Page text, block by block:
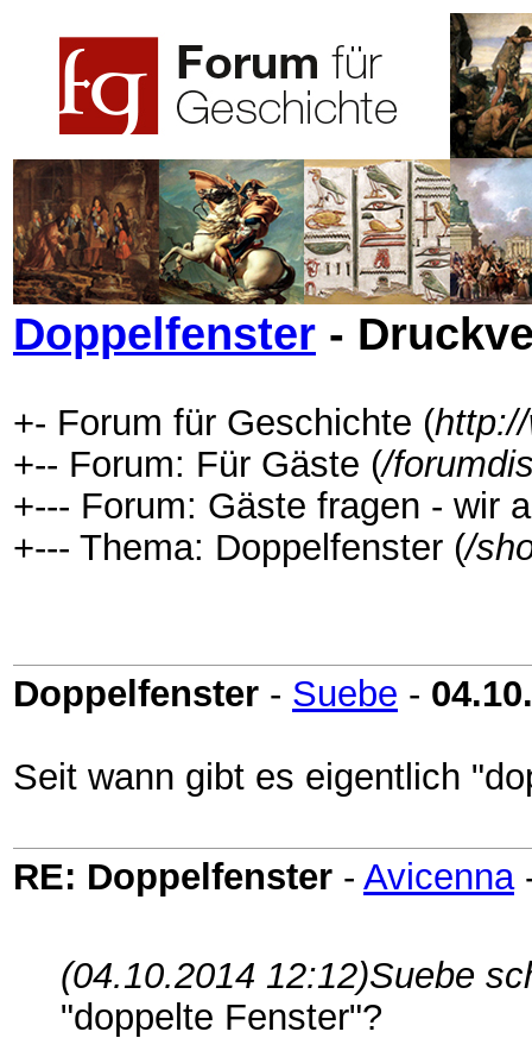
Doppelfenster -
+- Forum für Geschichte (
+-- Forum: Für Gäste (/
+--- Forum: Gäste fragen - wir
+--- Thema: Doppelfenster (/
Doppelfenster - Suebe -
Seit wann gibt es eigentlich
RE: Doppelfenster - Avicenna
(04.10.2014 12:12)Suebe
"doppelte Fenster"?